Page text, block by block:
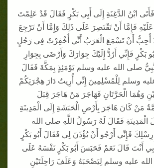
ابْنُ الدَّغِنَةِ إِلَى أَبِي بَكْرٍ فَقَالَ قَدْ عَلِمْتَ
فَإِمَّا أَنْ تَقْتَصِرَ عَلَى ذَلِكَ وَإِمَّا أَنْ تَرْجِعَ
أُحِبُّ أَنْ تَسْمَعَ الْعَرَبُ أَنِّي أُخْفِرْتُ فِي رَجُلٍ
بَكْرٍ فَإِنِّي أَرُدُّ إِلَيْكَ جِوَارَكَ وَأَرْضَى بِجِوَارِ
صلى الله عليه وسلم يَوْمَئِذٍ بِمَكَّةَ فَقَالَ
وسلم لِلْمُسْلِمِينَ إِنِّي أُرِيتُ دَارَ هِجْرَتِكُمْ
وَهُمَا الْحَرَّتَانِ فَهَاجَرَ مَنْ هَاجَرَ قِبَلَ
مَنْ كَانَ هَاجَرَ بِأَرْضِ الْحَبَشَةِ إِلَى الْمَدِينَةِ
الْمَدِينَةِ فَقَالَ لَهُ رَسُولُ اللَّهِ صلى الله
فَإِنِّي أَرْجُو أَنْ يُؤْذَنَ لِي فَقَالَ أَبُو بَكْرٍ
أَنْتَ قَالَ نَعَمْ فَحَبَسَ أَبُو بَكْرٍ نَفْسَهُ عَلَى
عليه وسلم لِيَصْحَبَهُ وَعَلَفَ رَاحِلَتَيْنِ